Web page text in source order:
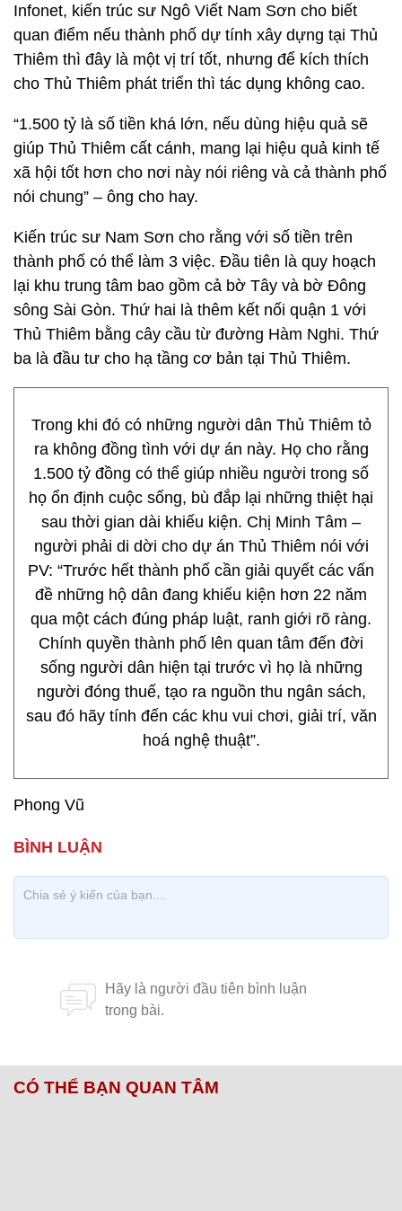
Infonet, kiến trúc sư Ngô Viết Nam Sơn cho biết
quan điểm nếu thành phố dự tính xây dựng tại Thủ
Thiêm thì đây là một vị trí tốt, nhưng để kích thích
cho Thủ Thiêm phát triển thì tác dụng không cao.
“1.500 tỷ là số tiền khá lớn, nếu dùng hiệu quả sẽ
giúp Thủ Thiêm cất cánh, mang lại hiệu quả kinh tế
xã hội tốt hơn cho nơi này nói riêng và cả thành phố
nói chung” – ông cho hay.
Kiến trúc sư Nam Sơn cho rằng với số tiền trên
thành phố có thể làm 3 việc. Đầu tiên là quy hoạch
lại khu trung tâm bao gồm cả bờ Tây và bờ Đông
sông Sài Gòn. Thứ hai là thêm kết nối quận 1 với
Thủ Thiêm bằng cây cầu từ đường Hàm Nghi. Thứ
ba là đầu tư cho hạ tầng cơ bản tại Thủ Thiêm.
Trong khi đó có những người dân Thủ Thiêm tỏ
ra không đồng tình với dự án này. Họ cho rằng
1.500 tỷ đồng có thể giúp nhiều người trong số
họ ổn định cuộc sống, bù đắp lại những thiệt hại
sau thời gian dài khiếu kiện. Chị Minh Tâm –
người phải di dời cho dự án Thủ Thiêm nói với
PV: “Trước hết thành phố cần giải quyết các vấn
đề những hộ dân đang khiếu kiện hơn 22 năm
qua một cách đúng pháp luật, ranh giới rõ ràng.
Chính quyền thành phố lên quan tâm đến đời
sống người dân hiện tại trước vì họ là những
người đóng thuế, tạo ra nguồn thu ngân sách,
sau đó hãy tính đến các khu vui chơi, giải trí, văn
hoá nghệ thuật”.
Phong Vũ
CÓ THỂ BẠN QUAN TÂM